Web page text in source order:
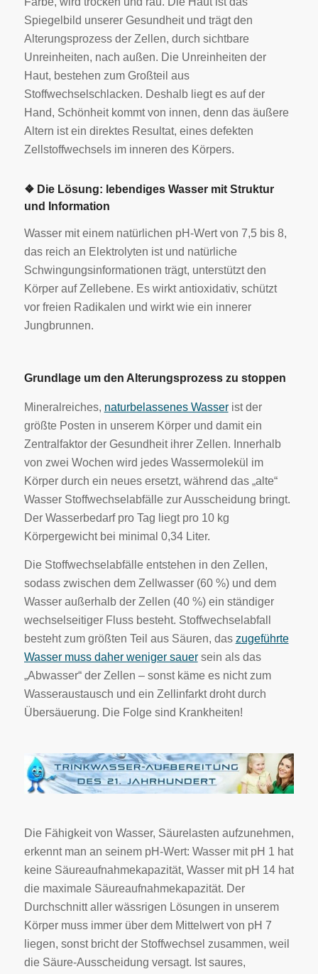
Spiegelbild unserer Gesundheit und trägt den
Alterungsprozess der Zellen, durch sichtbare
Unreinheiten, nach außen. Die Unreinheiten der
Haut, bestehen zum Großteil aus
Stoffwechselschlacken. Deshalb liegt es auf der
Hand, Schönheit kommt von innen, denn das äußere
Altern ist ein direktes Resultat, eines defekten
Zellstoffwechsels im inneren des Körpers.
❖ Die Lösung: lebendiges Wasser mit Struktur
und Information
Wasser mit einem natürlichen pH-Wert von 7,5 bis 8,
das reich an Elektrolyten ist und natürliche
Schwingungsinformationen trägt, unterstützt den
Körper auf Zellebene. Es wirkt antioxidativ, schützt
vor freien Radikalen und wirkt wie ein innerer
Jungbrunnen.
Grundlage um den Alterungsprozess zu stoppen
Mineralreiches, naturbelassenes Wasserist der
größte Posten in unserem Körper und damit ein
Zentralfaktor der Gesundheit ihrer Zellen. Innerhalb
von zwei Wochen wird jedes Wassermolekül im
Körper durch ein neues ersetzt, während das „alte“
Wasser Stoffwechselabfälle zur Ausscheidung bringt.
Der Wasserbedarf pro Tag liegt pro 10 kg
Körpergewicht bei minimal 0,34 Liter.
Die Stoffwechselabfälle entstehen in den Zellen,
sodass zwischen dem Zellwasser (60 %) und dem
Wasser außerhalb der Zellen (40 %) ein ständiger
wechselseitiger Fluss besteht. Stoffwechselabfall
besteht zum größten Teil aus Säuren, das zugeführte
Wasser muss daher weniger sauersein als das
„Abwasser“ der Zellen – sonst käme es nicht zum
Wasseraustausch und ein Zellinfarkt droht durch
Übersäuerung. Die Folge sind Krankheiten!
Die Fähigkeit von Wasser, Säurelasten aufzunehmen,
erkennt man an seinem pH-Wert: Wasser mit pH 1 hat
keine Säureaufnahmekapazität, Wasser mit pH 14 hat
die maximale Säureaufnahmekapazität. Der
Durchschnitt aller wässrigen Lösungen in unserem
Körper muss immer über dem Mittelwert von pH 7
liegen, sonst bricht der Stoffwechsel zusammen, weil
die Säure-Ausscheidung versagt. Ist saures,